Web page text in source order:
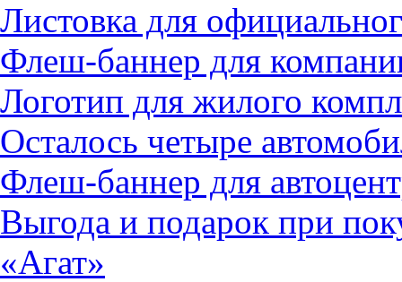
Листовка для
Флеш-баннер для
Логотип для жилого
Осталось четыре
Флеш-баннер для
Выгода и подарок при
«Агат»